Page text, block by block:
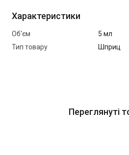
використання. Шприц має шкалу
препарату, а одноразова
підтримувати належний рівень
Дозволяє використовувати
Характеристики
Об'єм
5 мл
Тип товару
Шприц
Переглянуті